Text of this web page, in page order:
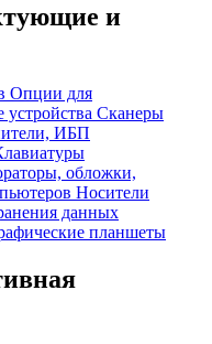
и
Опции для
Сканеры
ИБП
обложки,
Носители
данных
планшеты